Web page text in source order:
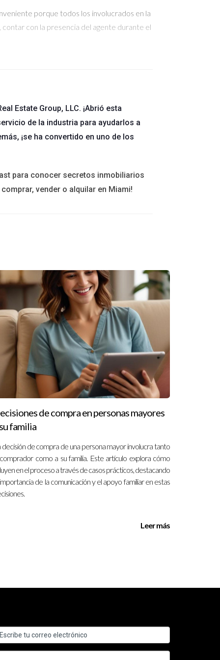
porque todos los involucrados en la
con la presencia del agente durante el
Las notarías son responsables de
partes prefieren un ambiente más personal e
las experiencias reales de compradores y
fue eficiente; su agente les explicó cada
Al final del día, Laura y Miguel se sintieron
niños corriendo por ahí, Ana disfrutó del
ver nuevamente su futura casa antes de firmar
Estate Group, LLC. ¡Abrió esta
de la industria para ayudarlos a
¡se ha convertido en uno de los
para conocer secretos inmobiliarios
vender o alquilar en Miami!
de compra en personas mayores
familia
decisión de compra de una persona mayor involucra tanto
como a su familia. Este artículo explora cómo
en el proceso a través de casos prácticos, destacando
de la comunicación y el apoyo familiar en estas
Leer más